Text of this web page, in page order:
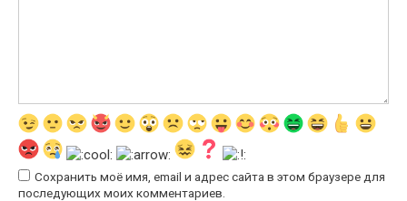
Сохранить моё имя, email и адрес сайта в этом браузере для
последующих моих комментариев.